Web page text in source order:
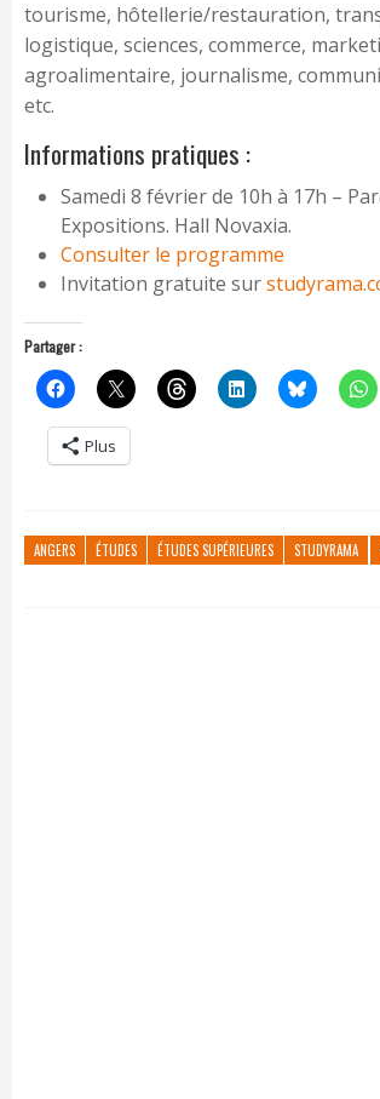
tourisme, hôtellerie/restauration,
logistique, sciences, commerce,
agroalimentaire, journalisme,
etc.
Informations pratiques :
Samedi 8 février de 10h à 17h –
Expositions. Hall Novaxia.
Consulter le programme
Invitation gratuite sur
Partager :
Plus
ANGERS ÉTUDES ÉTUDES SUPÉRIEURES STUDYRAMA